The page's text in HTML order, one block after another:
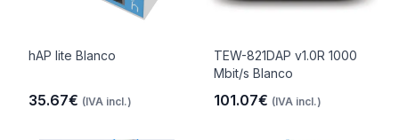
hAP lite Blanco
35.67€ (IVA incl.)
TEW-821DAP v1.0R 1000
Mbit/s Blanco
101.07€ (IVA incl.)